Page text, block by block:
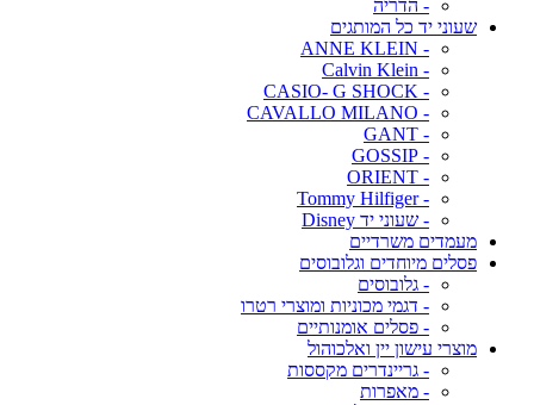
- הדריה
שעוני יד כל המותגים
- ANNE KLEIN
- Calvin Klein
- CASIO- G SHOCK
- CAVALLO MILANO
- GANT
- GOSSIP
- ORIENT
- Tommy Hilfiger
- שעוני יד Disney
מעמדים משרדיים
פסלים מיוחדים וגלובוסים
- גלובוסים
- דגמי מכוניות ומוצרי רטרו
- פסלים אומנותיים
מוצרי עישון יין ואלכוהול
- גריינדרים מקססות
- מאפרות